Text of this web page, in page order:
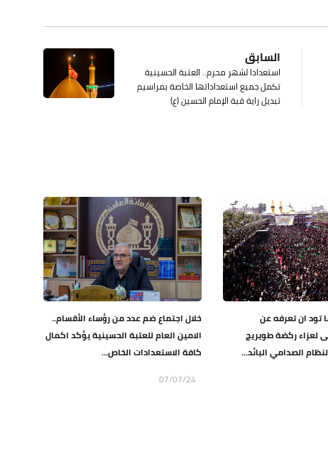
السابق
استعدادا لشهر محرم.. العتبة الحسينية
تكمل جميع استعداداتها الخاصة بمراسيم
تبديل راية قبة الإمام الحسين (ع)
تود ان تعرفه عن
لعزاء ركضة طويريج
الصدامي البائد...
خلال اجتماع ضم عدد من رؤساء الأقسام..
الامين العام للعتبة الحسينية يؤكد اكمال
كافة الاستعدادات الخاص...
07/07/24